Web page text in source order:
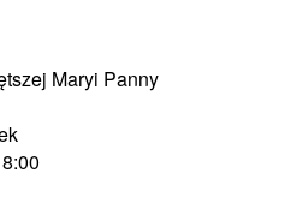
Maryi Panny